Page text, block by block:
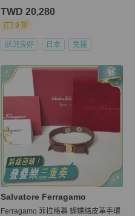
TWD 20,280
9 折
狀況良好 日本 免運
Salvatore Ferragamo
Ferragamo 菲拉格慕 蝴蝶結皮革手環